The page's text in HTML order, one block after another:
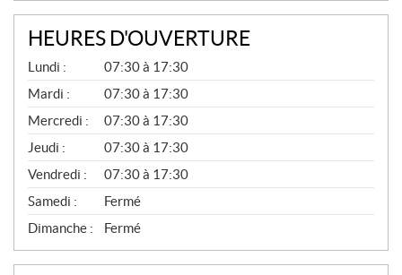
HEURES D'OUVERTURE
P
I
È
C
E
S
E
T
S
E
R
V
I
C
E
Lundi :
07:30 à 17:30
Mardi :
07:30 à 17:30
Mercredi :
07:30 à 17:30
Jeudi :
07:30 à 17:30
Vendredi :
07:30 à 17:30
Samedi :
Fermé
Dimanche :
Fermé